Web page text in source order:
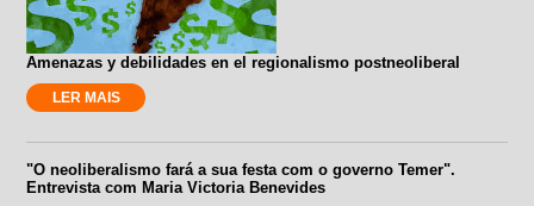
Amenazas y debilidades en el regionalismo postneoliberal
LER MAIS
"O neoliberalismo fará a sua festa com o governo Temer".
Entrevista com Maria Victoria Benevides